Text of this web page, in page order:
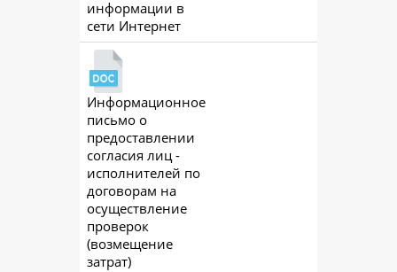
информации в
сети Интернет
Информационное
письмо о
предоставлении
согласия лиц -
исполнителей по
договорам на
осуществление
проверок
(возмещение
затрат)